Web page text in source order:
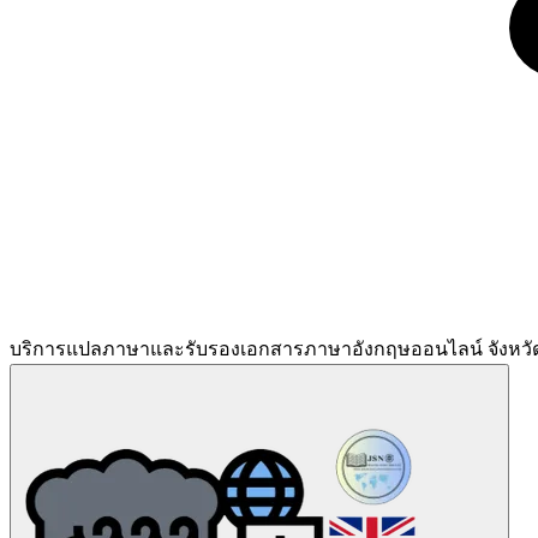
บริการแปลภาษาและรับรองเอกสารภาษาอังกฤษออนไลน์ จังหวั